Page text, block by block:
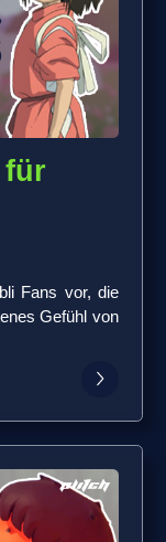
für
Fans vor, die
Gefühl von